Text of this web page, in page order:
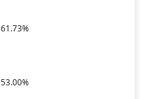
61.73%
53.00%